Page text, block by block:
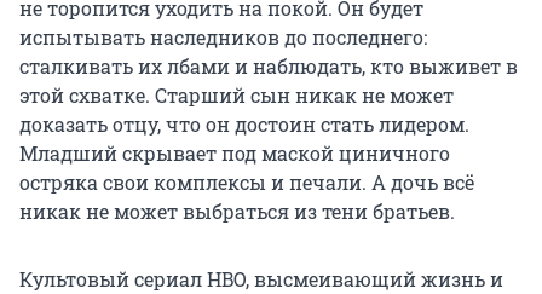
не торопится уходить на покой. Он будет
испытывать наследников до последнего:
сталкивать их лбами и наблюдать, кто выживет в
этой схватке. Старший сын никак не может
доказать отцу, что он достоин стать лидером.
Младший скрывает под маской циничного
остряка свои комплексы и печали. А дочь всё
никак не может выбраться из тени братьев.
Культовый сериал HBO, высмеивающий жизнь и